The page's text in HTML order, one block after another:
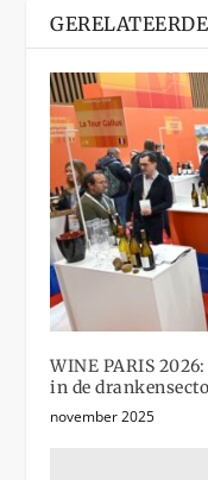
WINE PARIS
in de
november 2025